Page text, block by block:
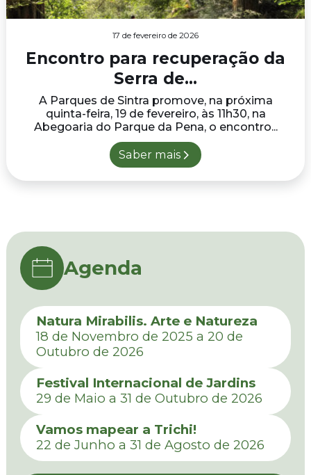
17 de fevereiro de 2026
Encontro para recuperação da
Serra de...
A Parques de Sintra promove, na próxima
quinta-feira, 19 de fevereiro, às 11h30, na
Abegoaria do Parque da Pena, o encontro...
Saber mais
Agenda
Natura Mirabilis. Arte e Natureza
18 de Novembro de 2025 a 20 de
Outubro de 2026
Festival Internacional de Jardins
29 de Maio a 31 de Outubro de 2026
Vamos mapear a Trichi!
22 de Junho a 31 de Agosto de 2026